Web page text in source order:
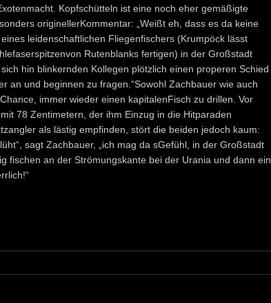
Kopfschütteln ist eine noch eher gemäßigte
originellerKommentar: „Weißt eh, dass es da keine
leidenschaftlichen Fliegenfischers (Krumpöck lässt
Rutenblanks fertigen) in der Großstadt
hin blinkernden Kollegen plötzlich einen properen Schied
an und beginnen zu fragen.“Sowohl Zachbauer wie auch
immer wieder einen kapitalenFisch zu drillen. Vor
78 Zentimetern, der ihm Einzug in die Hitparaden
als lästig empfinden, stört die beiden jedoch kaum:
sagt Zachbauer, „ich mag da sGefühl, in der Großstadt
fischen an der Strömungskante bei der Urania und dann ein